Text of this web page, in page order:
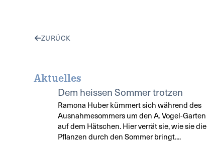
ZURÜCK
Aktuelles
Dem heissen Sommer trotzen
Ramona Huber kümmert sich während des
Ausnahmesommers um den A. Vogel-Garten
auf dem Hätschen. Hier verrät sie, wie sie die
Pflanzen durch den Sommer bringt....